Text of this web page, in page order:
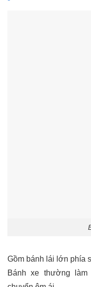
Gồm bánh lái lớn phía
Bánh xe thường